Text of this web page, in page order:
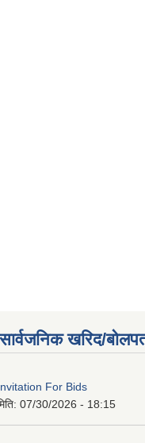
सार्वजनिक खरिद/
For Bids
07/30/2026 - 18:15